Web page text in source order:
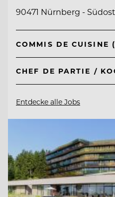
90471 Nürnberg -
COMMIS DE CUISINE
CHEF DE PARTIE /
Entdecke alle Jobs